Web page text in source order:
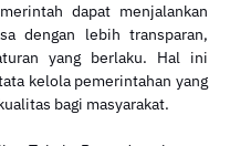
dapat menjalankan
dengan lebih transparan,
yang berlaku. Hal ini
kelola pemerintahan yang
bagi masyarakat.